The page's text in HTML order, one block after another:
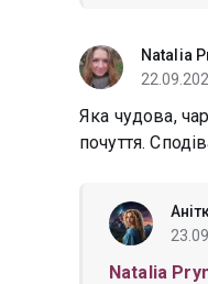
Natalia
Яка чудова,
почуття.
Natalia